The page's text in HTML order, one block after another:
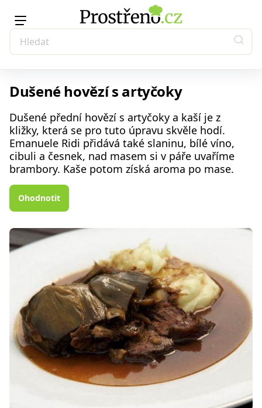
Dušené hovězí s artyčoky
Dušené přední hovězí s artyčoky a kaší je z
kližky, která se pro tuto úpravu skvěle hodí.
Emanuele Ridi přidává také slaninu, bílé víno,
cibuli a česnek, nad masem si v páře uvaříme
brambory. Kaše potom získá aroma po mase.
Ohodnotit